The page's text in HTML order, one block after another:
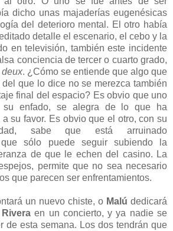
dicho unas majaderías eugenésicas
del deterioro mental. El otro había
detalle el escenario, el cebo y la
en televisión, también este incidente
conciencia de tercer o cuarto grado,
deux. ¿Cómo se entiende que algo que
que lo dice no se merezca también
final del espacio? Es obvio que uno
su enfado, se alegra de lo que ha
su favor. Es obvio que el otro, con su
sabe que está arruinado
que sólo puede seguir subiendo la
de que le echen del casino. La
permite que no sea necesario
que parecen ser enfrentamientos.
un nuevo chiste, o Malú dedicará
en un concierto, y ya nadie se
de esta semana. Los dos tendrán que